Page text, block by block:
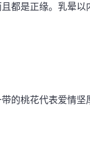
都是正缘。乳晕以
的桃花代表爱情